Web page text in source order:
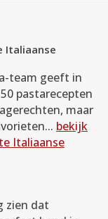
Italiaanse
team geeft in
pastarecepten
maar
bekijk
Italiaanse
zien dat